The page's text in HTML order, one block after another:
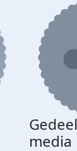
media